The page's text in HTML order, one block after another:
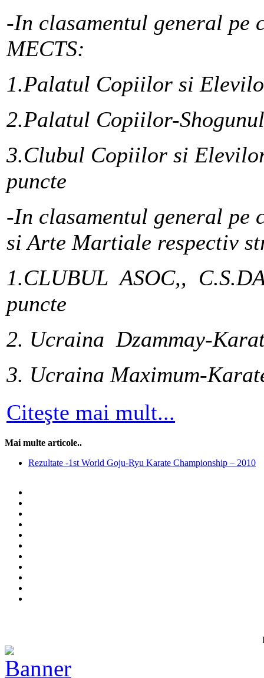
-In clasamentul general
MECTS:
1.Palatul Copiilor si
2.Palatul Copiilor-
3.Clubul Copiilor si
puncte
-In clasamentul general
si Arte Martiale respectiv
1.CLUBUL ASOC,,
puncte
2. Ucraina Dzammay-
3. Ucraina Maximum-
Citeşte mai mult...
Mai multe articole..
Rezultate -1st World Goju-Ryu Karate Championship – 2010